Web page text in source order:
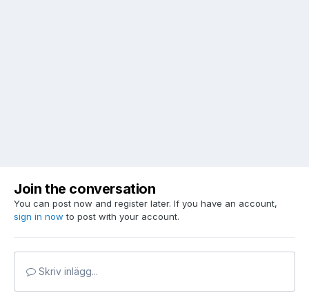
Join the conversation
You can post now and register later. If you have an account,
sign in now to post with your account.
Skriv inlägg...